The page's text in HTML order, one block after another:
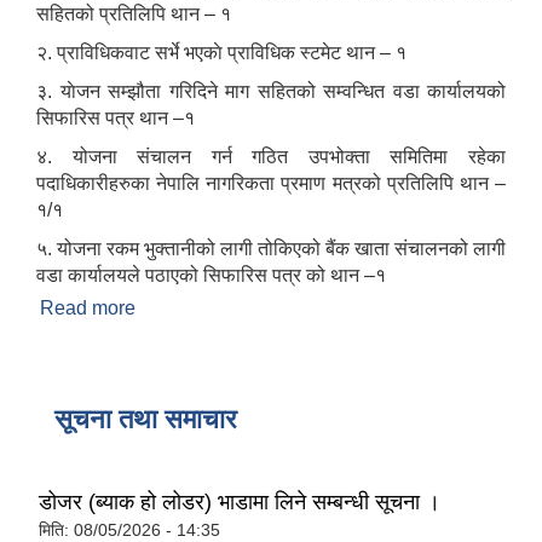
सहितको प्रतिलिपि थान – १
२. प्राविधिकवाट सर्भे भएकाे प्राविधिक स्टमेट थान – १
३. याेजन सम्झौता गरिदिने माग सहितको सम्वन्धित वडा कार्यालयको
सिफारिस पत्र थान –१
४. योजना संचालन गर्न गठित उपभोक्ता समितिमा रहेका
पदाधिकारीहरुका नेपालि नागरिकता प्रमाण मत्रको प्रतिलिपि थान –
१/१
५. योजना रकम भुक्तानीको लागी तोकिएको बैंक खाता संचालनको लागी
वडा कार्यालयले पठाएको सिफारिस पत्र को थान –१
Read more
सूचना तथा समाचार
डोजर (ब्याक हो लोडर) भाडामा लिने सम्बन्धी सूचना ।
मिति: 08/05/2026 - 14:35